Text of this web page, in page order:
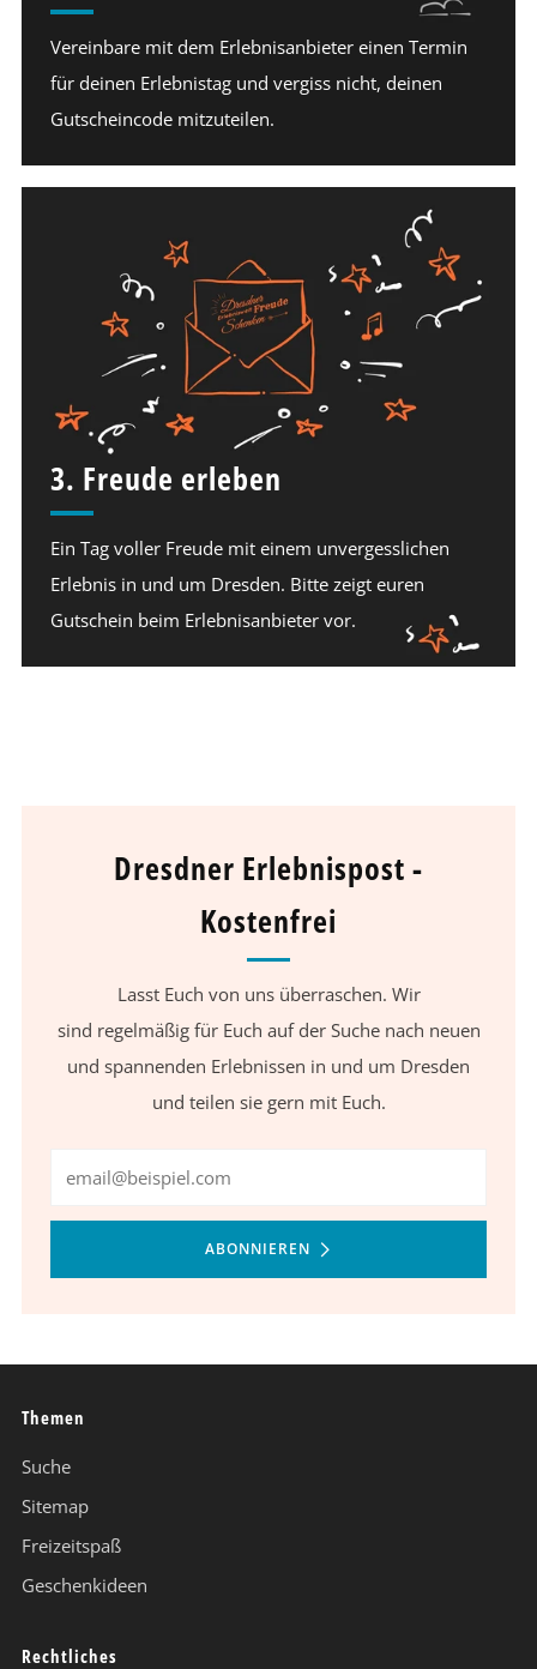
Vereinbare mit dem Erlebnisanbieter einen Termin
für deinen Erlebnistag und vergiss nicht, deinen
Gutscheincode mitzuteilen.
3. Freude erleben
Ein Tag voller Freude mit einem unvergesslichen
Erlebnis in und um Dresden. Bitte zeigt euren
Gutschein beim Erlebnisanbieter vor.
Dresdner Erlebnispost -
Kostenfrei
Lasst Euch von uns überraschen. Wir
sind regelmäßig für Euch auf der Suche nach neuen
und spannenden Erlebnissen in und um Dresden
und teilen sie gern mit Euch.
ABONNIEREN
Themen
Suche
Sitemap
Freizeitspaß
Geschenkideen
Rechtliches